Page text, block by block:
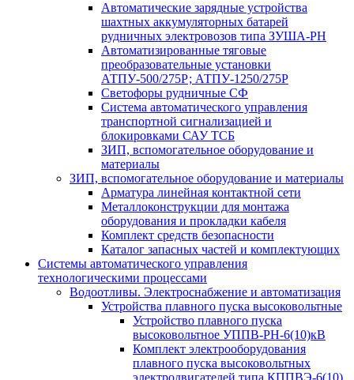
Автоматические зарядные устройства
шахтных аккумуляторных батарей
рудничных электровозов типа ЗУША-РН
Автоматизированные тяговые
преобразовательные установки
АТПУ-500/275Р; АТПУ-1250/275Р
Светофоры рудничные СФ
Система автоматического управления
транспортной сигнализацией и
блокировками САУ ТСБ
ЗИП, вспомогательное оборудование и
материалы
ЗИП, вспомогательное оборудование и материалы
Арматура линейная контактной сети
Металлоконструкции для монтажа
оборудования и прокладки кабеля
Комплект средств безопасности
Каталог запасных частей и комплектующих
Системы автоматического управления
технологическими процессами
Водоотливы. Электроснабжение и автоматизация
Устройства плавного пуска высоковольтные
Устройство плавного пуска
высоковольтное УППВ-РН-6(10)кВ
Комплект электрооборудования
плавного пуска высоковольтных
электродвигателей типа КППВЭ-6(10)